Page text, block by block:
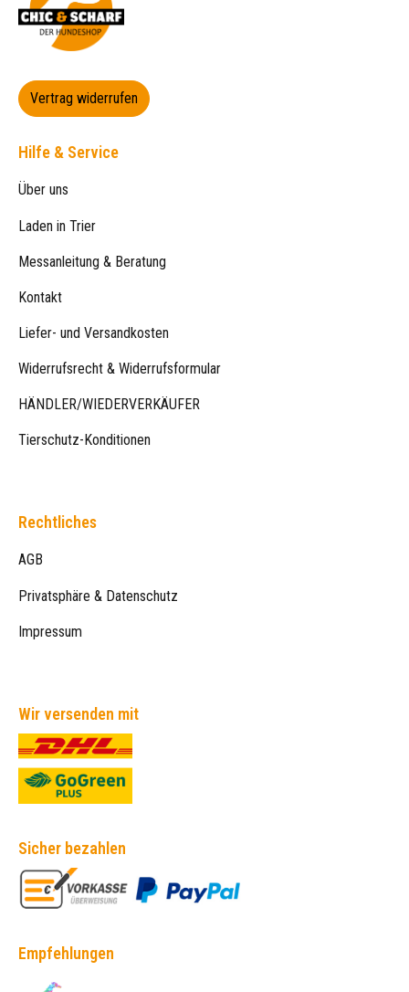
Vertrag widerrufen
Hilfe & Service
Über uns
Laden in Trier
Messanleitung & Beratung
Kontakt
Liefer- und Versandkosten
Widerrufsrecht & Widerrufsformular
HÄNDLER/WIEDERVERKÄUFER
Tierschutz-Konditionen
Rechtliches
AGB
Privatsphäre & Datenschutz
Impressum
Wir versenden mit
Sicher bezahlen
Empfehlungen